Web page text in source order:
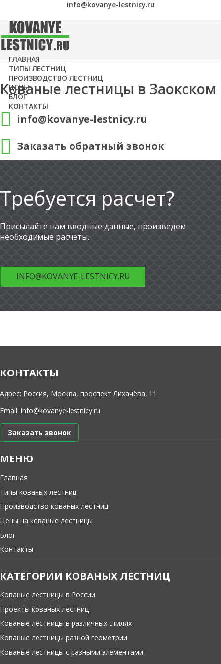
info@kovanye-lestnicy.ru
ГЛАВНАЯ
ТИПЫ ЛЕСТНИЦ
ПРОИЗВОДСТВО ЛЕСТНИЦ
ЦЕНЫ
БЛОГ
КОНТАКТЫ
Кованые лестницы в Заокском
info@kovanye-lestnicy.ru
Заказать обратный звонок
Требуется расчет?
Присылайте нам вводные данные, произведем
необходимые расчеты.
INFO@KOVANYE-LESTNICY.RU
КОНТАКТЫ
Адрес: Россия, Москва, проспект Лихачёва, 11
Email: info@kovanye-lestnicy.ru
Заказать звонок
МЕНЮ
Главная
Типы кованых лестниц
Производство кованых лестниц
Цены на кованые лестницы
Блог
Контакты
КАТЕГОРИИ КОВАНЫХ ЛЕСТНИЦ
Кованые лестницы в России
Проекты кованых лестниц
Кованые лестницы в различных стилях
Кованые лестницы разной геометрии
Кованые лестницы с разными элементами